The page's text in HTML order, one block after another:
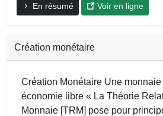
En résumé Voir en ligne
Création monétaire
Création Monétaire Une
économie libre « La Théorie
Monnaie [TRM] pose pour